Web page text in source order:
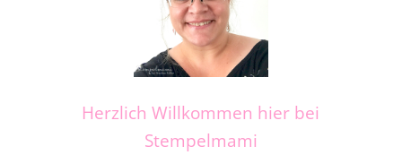
Herzlich Willkommen hier bei
Stempelmami